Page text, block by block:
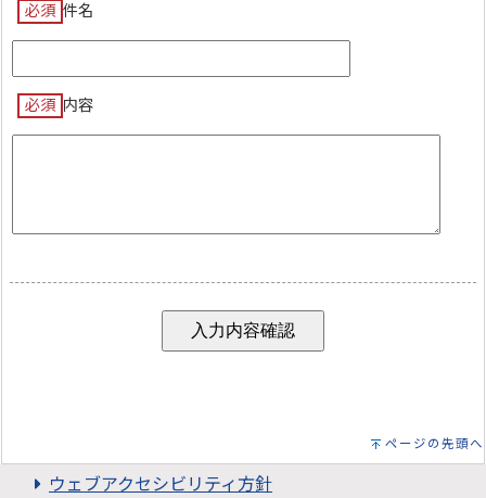
必須 件名
必須 内容
ページの先頭へ
ウェブアクセシビリティ方針